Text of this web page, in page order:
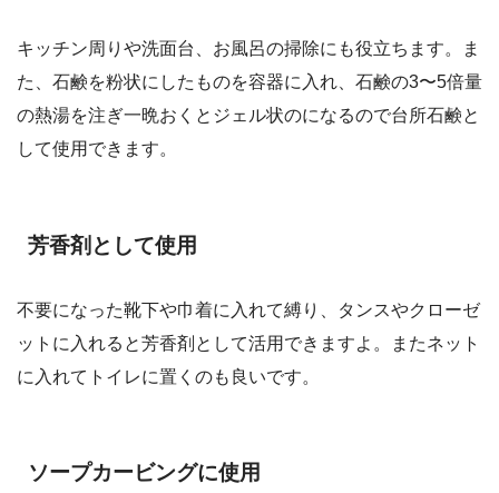
キッチン周りや洗面台、お風呂の掃除にも役立ちます。ま
た、石鹸を粉状にしたものを容器に入れ、石鹸の3〜5倍量
の熱湯を注ぎ一晩おくとジェル状のになるので台所石鹸と
して使用できます。
芳香剤として使用
不要になった靴下や巾着に入れて縛り、タンスやクローゼ
ットに入れると芳香剤として活用できますよ。またネット
に入れてトイレに置くのも良いです。
ソープカービングに使用